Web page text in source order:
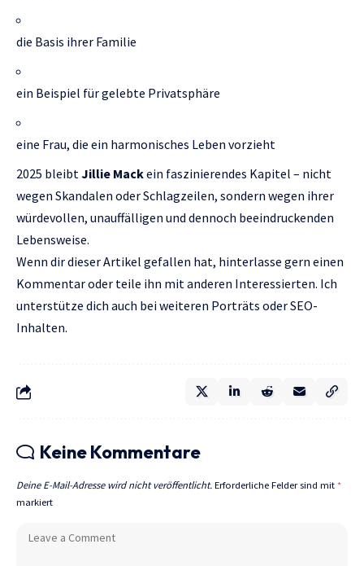
die Basis ihrer Familie
ein Beispiel für gelebte Privatsphäre
eine Frau, die ein harmonisches Leben vorzieht
2025 bleibtJillie Mackein faszinierendes Kapitel – nicht
wegen Skandalen oder Schlagzeilen, sondern wegen ihrer
würdevollen, unauffälligen und dennoch beeindruckenden
Lebensweise.
Wenn dir dieser Artikel gefallen hat, hinterlasse gern einen
Kommentar oder teile ihn mit anderen Interessierten. Ich
unterstütze dich auch bei weiteren Porträts oder SEO-
Inhalten.
Keine Kommentare
Deine E-Mail-Adresse wird nicht veröffentlicht. Erforderliche Felder sind mit *
markiert